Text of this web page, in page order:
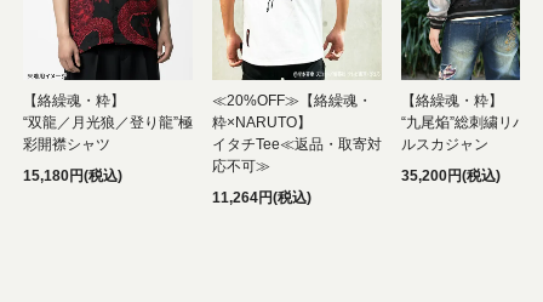
【絡繰魂・粋】
“双龍／月光狼／登り龍”極
彩開襟シャツ
15,180円(税込)
≪20%OFF≫【絡繰魂・
粋×NARUTO】
イタチTee≪返品・取寄対
応不可≫
11,264円(税込)
【絡繰魂・粋】
“九尾焔”総刺繍リバ
ルスカジャン
35,200円(税込)